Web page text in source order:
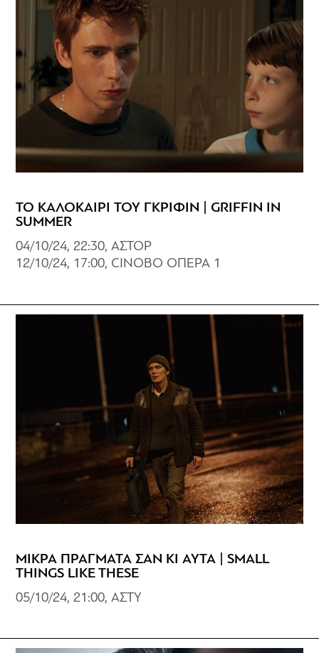
ΤΟ ΚΑΛΟΚΑΙΡΙ ΤΟΥ ΓΚΡΙΦΙΝ | GRIFFIN IN
SUMMER
04/10/24, 22:30, ΑΣΤΟΡ
12/10/24, 17:00, CINOBO ΟΠΕΡΑ 1
ΜΙΚΡΑ ΠΡΑΓΜΑΤΑ ΣΑΝ ΚΙ ΑΥΤΑ | SMALL
THINGS LIKE THESE
05/10/24, 21:00, ΑΣΤΥ